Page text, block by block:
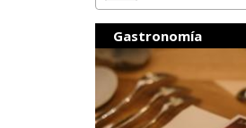
Gastronomía